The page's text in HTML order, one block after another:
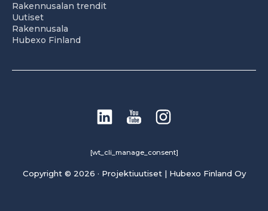
Rakennusalan trendit
Uutiset
Rakennusala
Hubexo Finland
[wt_cli_manage_consent]
Copyright © 2026 · Projektiuutiset | Hubexo Finland Oy